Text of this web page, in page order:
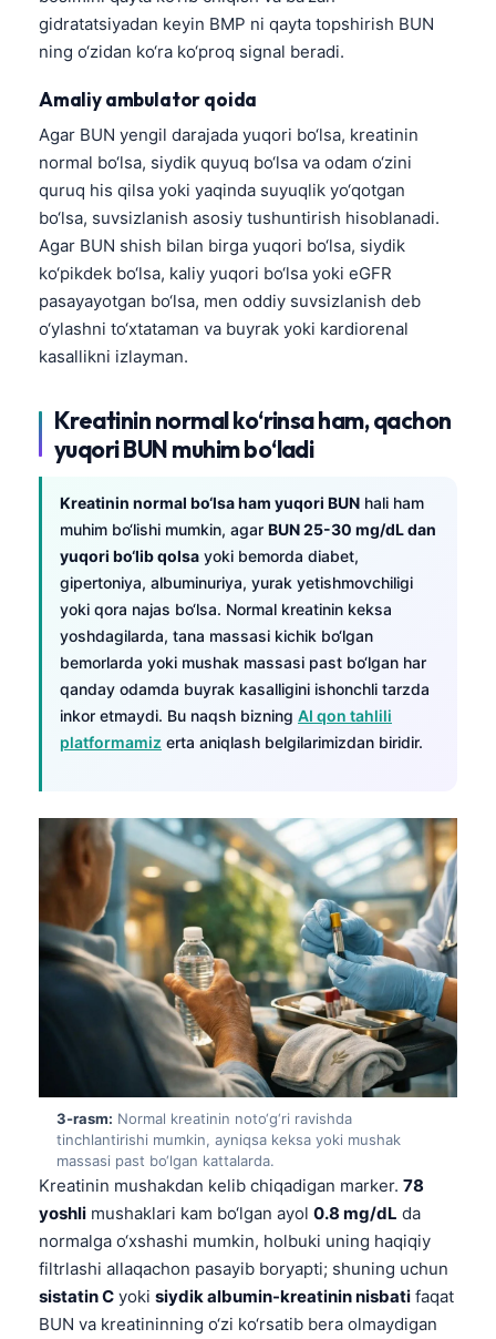
gidratatsiyadan keyin BMP ni qayta topshirish BUN
ning o‘zidan ko‘ra ko‘proq signal beradi.
Amaliy ambulator qoida
Agar BUN yengil darajada yuqori bo‘lsa, kreatinin
normal bo‘lsa, siydik quyuq bo‘lsa va odam o‘zini
quruq his qilsa yoki yaqinda suyuqlik yo‘qotgan
bo‘lsa, suvsizlanish asosiy tushuntirish hisoblanadi.
Agar BUN shish bilan birga yuqori bo‘lsa, siydik
ko‘pikdek bo‘lsa, kaliy yuqori bo‘lsa yoki eGFR
pasayayotgan bo‘lsa, men oddiy suvsizlanish deb
o‘ylashni to‘xtataman va buyrak yoki kardiorenal
kasallikni izlayman.
Kreatinin normal ko‘rinsa ham, qachon
yuqori BUN muhim bo‘ladi
Kreatinin normal bo‘lsa ham yuqori BUN hali ham
muhim bo‘lishi mumkin, agar BUN 25-30 mg/dL dan
yuqori bo‘lib qolsa yoki bemorda diabet,
gipertoniya, albuminuriya, yurak yetishmovchiligi
yoki qora najas bo‘lsa. Normal kreatinin keksa
yoshdagilarda, tana massasi kichik bo‘lgan
bemorlarda yoki mushak massasi past bo‘lgan har
qanday odamda buyrak kasalligini ishonchli tarzda
inkor etmaydi. Bu naqsh bizning AI qon tahlili
platformamiz erta aniqlash belgilarimizdan biridir.
3-rasm: Normal kreatinin noto‘g‘ri ravishda
tinchlantirishi mumkin, ayniqsa keksa yoki mushak
massasi past bo‘lgan kattalarda.
Kreatinin mushakdan kelib chiqadigan marker. 78
yoshli mushaklari kam bo‘lgan ayol 0.8 mg/dL da
normalga o‘xshashi mumkin, holbuki uning haqiqiy
filtrlashi allaqachon pasayib boryapti; shuning uchun
sistatin C yoki siydik albumin-kreatinin nisbati faqat
BUN va kreatininning o‘zi ko‘rsatib bera olmaydigan